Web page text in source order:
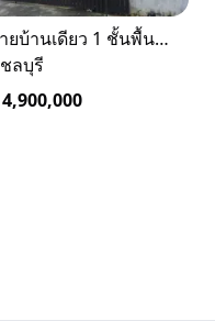
ขายบ้านเดียว 1 ชั้นพื้นที่ 102 ตรว บางละมุง ชลบุรี
ชลบุรี
4,900,000